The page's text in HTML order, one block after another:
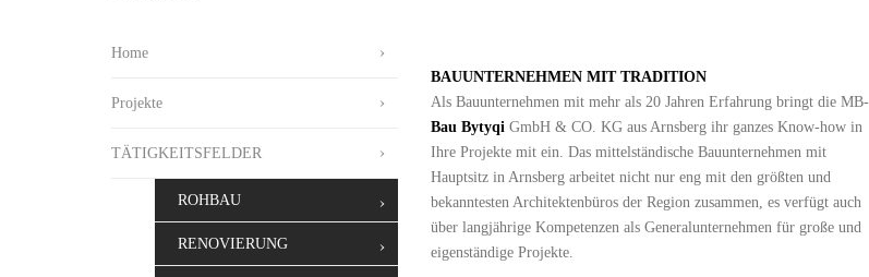
Home
Projekte
TÄTIGKEITSFELDER
ROHBAU
RENOVIERUNG
BAUUNTERNEHMEN MIT TRADITION
Als Bauunternehmen mit mehr als 20 Jahren Erfahrung bringt die MB-
Bau Bytyqi GmbH & CO. KGaus Arnsberg ihr ganzes Know-how in
Ihre Projekte mit ein. Das mittelständische Bauunternehmen mit
Hauptsitz in Arnsberg arbeitet nicht nur eng mit den größten und
bekanntesten Architektenbüros der Region zusammen, es verfügt auch
über langjährige Kompetenzen als Generalunternehmen für große und
eigenständige Projekte.